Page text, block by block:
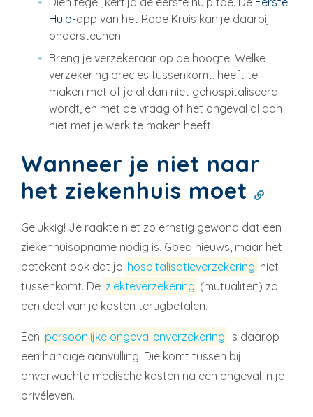
Hulp-app van het Rode Kruis kan je daarbij
ondersteunen.
Breng je verzekeraar op de hoogte. Welke
verzekering precies tussenkomt, heeft te
maken met of je al dan niet gehospitaliseerd
wordt, en met de vraag of het ongeval al dan
niet met je werk te maken heeft.
Wanneer je niet naar
het ziekenhuis moet
Gelukkig! Je raakte niet zo ernstig gewond dat een
ziekenhuisopname nodig is. Goed nieuws, maar het
betekent ook dat je hospitalisatieverzekering niet
tussenkomt. De ziekteverzekering (mutualiteit) zal
een deel van je kosten terugbetalen.
Een persoonlijke ongevallenverzekering is daarop
een handige aanvulling. Die komt tussen bij
onverwachte medische kosten na een ongeval in je
privéleven.